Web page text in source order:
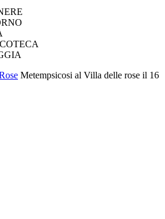
Metempsicosi al Villa delle rose il 16